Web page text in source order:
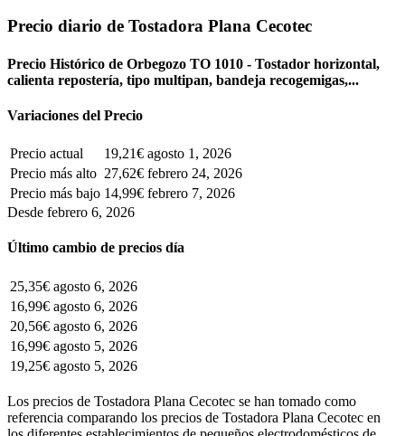
Precio diario de Tostadora Plana Cecotec
Precio Histórico de Orbegozo TO 1010 - Tostador horizontal,
calienta repostería, tipo multipan, bandeja recogemigas,...
Variaciones del Precio
Precio actual 19,21€ agosto 1, 2026
Precio más alto 27,62€ febrero 24, 2026
Precio más bajo 14,99€ febrero 7, 2026
Desde febrero 6, 2026
Último cambio de precios día
25,35€ agosto 6, 2026
16,99€ agosto 6, 2026
20,56€ agosto 6, 2026
16,99€ agosto 5, 2026
19,25€ agosto 5, 2026
Los precios de Tostadora Plana Cecotec se han tomado como
referencia comparando los precios de Tostadora Plana Cecotec en